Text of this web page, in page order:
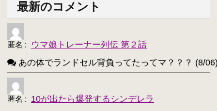
・ ミーナ・ディートリンデ・ヴィルケ【223】
・ ニャル子【218】
アルトリア・ペンドラゴン(Fate)【214】
・ ユウキ(SAO)【214】 ・ 古明地こいし【210】
・ アクア(このすば)【208】 キョン【205】
最新のコメント
匿名 :
ウマ娘トレーナー列伝 第２話
あの体でランドセル背負ってたってマ？？？ (8/
匿名 :
10が出たら爆発するシンデレラ